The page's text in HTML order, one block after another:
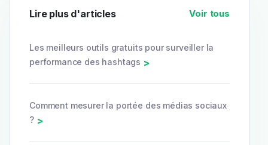
Lire plus d'articles Voir tous
Les meilleurs outils gratuits pour surveiller la
performance des hashtags >
Comment mesurer la portée des médias sociaux
? >